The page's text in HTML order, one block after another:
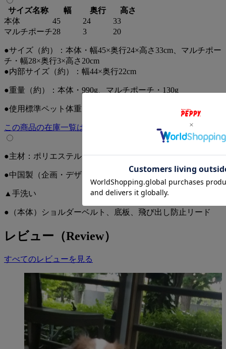
・マチがあるため小物が入れやすい
・チャック付きで安心
・500mlペットボトルも入れられる
サイズ名称 幅 奥行
高さ
本体
45 24
33
マルチポーチ28 3 20
●サイズ（約）：本体・幅45×奥行24×高さ33cm、マルチポー
チ・幅28×奥行3×高さ20cm
●内部サイズ（約）：幅44×奥行22cm
●重量（約）：本体・990g、マルチポーチ・130g
●使用標準ペット体重：～8ｋg
この商品の在庫一覧はこちら
●主材：ポリエステル、PP、PE、亜鉛合金
●中国製（企画・デザイン日本）
▲手洗い
●（本体）ショルダーベルト、底板、飛び出し防止リード
レビュー（Review）
すべてのレビューを見る